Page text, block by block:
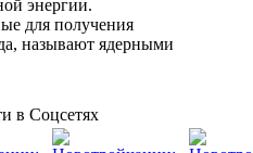
энергии.
для получения
называют ядерными
в Соцсетях